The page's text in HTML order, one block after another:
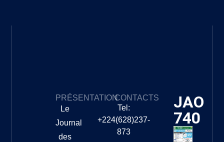
PRÉSENTATION
Le
Journal
des
CONTACTS
Tel:
+224(628)237-
873
JAO
740